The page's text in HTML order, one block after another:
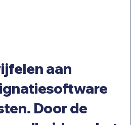
aan
Door de